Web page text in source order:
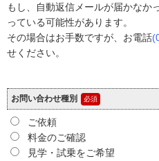
もし、自動返信メールが届かなか
っている可能性があります。
その場合はお手数ですが、お電話
せください。
お問い合わせ種別
ご依頼
料金のご確認
見学・試乗をご希望